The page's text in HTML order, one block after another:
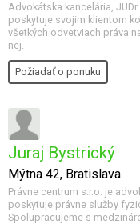
Advokátska kancelária,
poskytuje svojim klientom
všetkých odvetviach práva
nej.
Požiadať o ponuku
Juraj Bystrický
Mýtna 42, Bratislava
Právne centrum s.r.o. je
poskytuje právne služby
Spolupracujeme s